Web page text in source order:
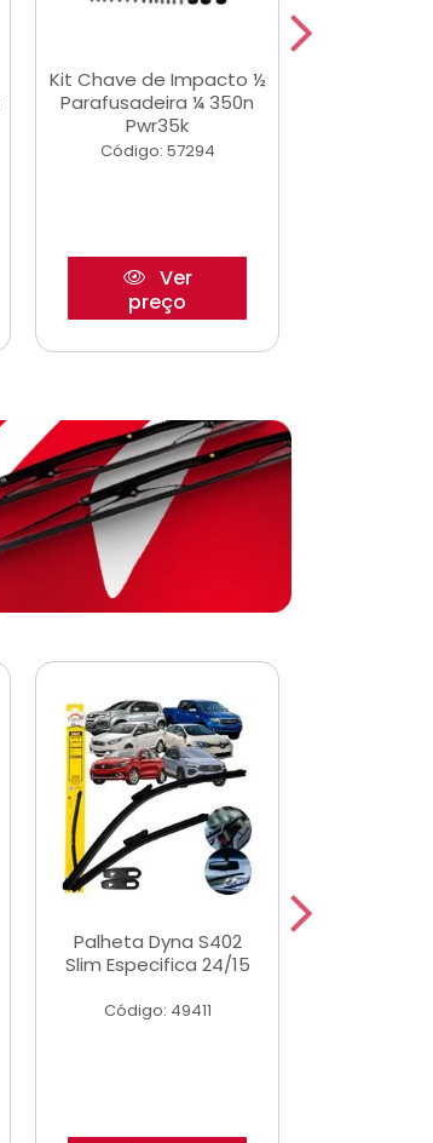
Kit Chave de Impacto ½
Parafusadeira ¼ 350n
Pwr35k
Código: 57294
Ver
preço
Palheta Dyna S402
Slim Especifica 24/15
Código: 49411